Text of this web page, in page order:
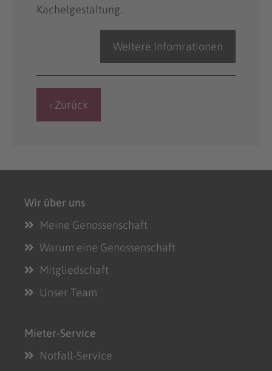
Kachelgestaltung.
Weitere Infomrationen
‹ Zurück
Wir über uns
Meine Genossenschaft
Warum eine Genossenschaft
Mitgliedschaft
Unser Team
Mieter-Service
Notfall-Service